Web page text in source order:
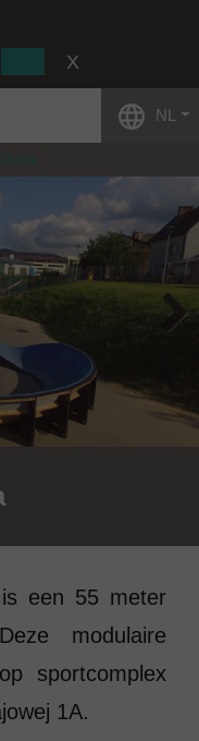
NL
een 55 meter
modulaire
sportcomplex
1A.